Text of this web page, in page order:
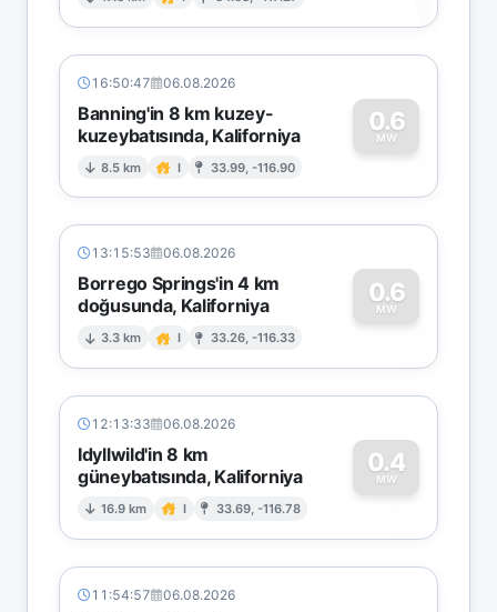
16:50:47 06.08.2026
Banning'in 8 km kuzey-
kuzeybatısında, Kaliforniya
8.5 km I 33.99, -116.90
0.6
MW
0
13:15:53 06.08.2026
Borrego Springs'in 4 km
doğusunda, Kaliforniya
3.3 km I 33.26, -116.33
0.6
MW
0
12:13:33 06.08.2026
Idyllwild'in 8 km
güneybatısında, Kaliforniya
16.9 km I 33.69, -116.78
0.4
MW
0
11:54:57 06.08.2026